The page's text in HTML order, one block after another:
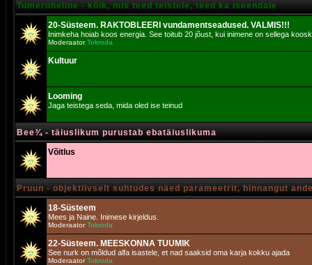
Tumeroheline - kõik, mis teed teistele, teed ka iseendale
20-Süsteem. RAKTOBLEERI vundamentseadused. VALMIS!!!
Inimkeha hoiab koos energia. See toitub 20 jõust, kui inimene on sellega
ModeraatorTokroda
Kultuur
Looming
Jaga teistega seda, mida oled ise teinud
Bee¾ - täiuslikum purustab ebatäiuslikuma
Võitlus
Pruun - objektiivselt suhtudes näed parameetrit, hinnangut
18-Süsteem
Mees ja Naine. Inimese kirjeldus.
ModeraatorTokroda
22-Süsteem. MEESKONNA TUUMIK
See nurk on mõldud alfa isastele, et nad saaksid oma karja kokku ajada
ModeraatorTokroda